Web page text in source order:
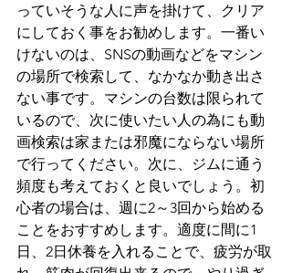
っていそうな人に声を掛けて、クリア
にしておく事をお勧めします。一番い
けないのは、SNSの動画などをマシン
の場所で検索して、なかなか動き出さ
ない事です。マシンの台数は限られて
いるので、次に使いたい人の為にも動
画検索は家または邪魔にならない場所
で行ってください。次に、ジムに通う
頻度も考えておくと良いでしょう。初
心者の場合は、週に2～3回から始める
ことをおすすめします。適度に間に1
日、2日休養を入れることで、疲労が取